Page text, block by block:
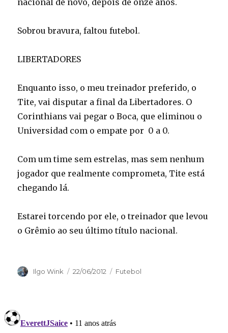
nacional de novo, depois de onze anos.
Sobrou bravura, faltou futebol.
LIBERTADORES
Enquanto isso, o meu treinador preferido, o
Tite, vai disputar a final da Libertadores. O
Corinthians vai pegar o Boca, que eliminou o
Universidad com o empate por 0 a 0.
Com um time sem estrelas, mas sem nenhum
jogador que realmente comprometa, Tite está
chegando lá.
Estarei torcendo por ele, o treinador que levou
o Grêmio ao seu último título nacional.
Autor
Ilgo Wink
Publicado
22/06/2012 Categorias
Futebol